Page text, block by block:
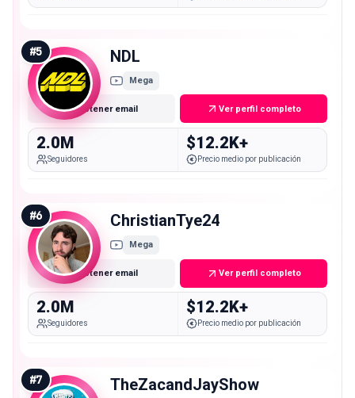
#5 NDL
Mega
Obtener email Ver perfil completo
2.0M
Seguidores
$12.2K+
Precio medio por publicación
#6 ChristianTye24
Mega
Obtener email Ver perfil completo
2.0M
Seguidores
$12.2K+
Precio medio por publicación
#7 TheZacandJayShow